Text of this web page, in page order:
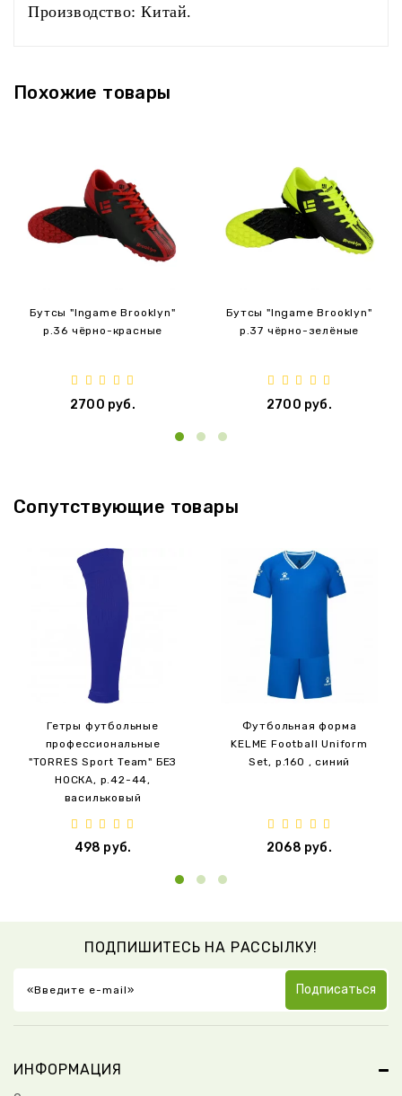
Производство: Китай.
Похожие товары
Бутсы "Ingame Brooklyn"
p.36 чёрно-красные
2700 руб.
Бутсы "Ingame Brooklyn"
p.37 чёрно-зелёные
2700 руб.
Сопутствующие товары
Гетры футбольные
профессиональные
"TORRES Sport Team" БЕЗ
НОСКА, р.42-44,
васильковый
498 руб.
Футбольная форма
KELME Football Uniform
Set, р.160 , синий
2068 руб.
ПОДПИШИТЕСЬ НА РАССЫЛКУ!
Подписаться
ИНФОРМАЦИЯ